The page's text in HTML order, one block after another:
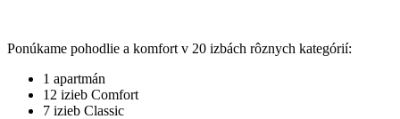
Ponúkame pohodlie a komfort v 20 izbách rôznych kategórií:
1 apartmán
12 izieb Comfort
7 izieb Classic